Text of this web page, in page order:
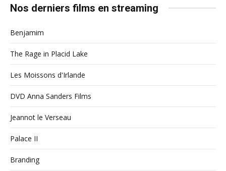
Nos derniers films en streaming
Benjamim
The Rage in Placid Lake
Les Moissons d'Irlande
DVD Anna Sanders Films
Jeannot le Verseau
Palace II
Branding